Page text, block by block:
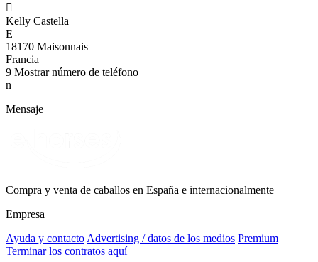

Kelly Castella
E
18170 Maisonnais
Francia
9 Mostrar número de teléfono
n
Mensaje
Compra y venta de caballos en España e internacionalmente
Empresa
Ayuda y contacto Advertising / datos de los medios Premium
Terminar los contratos aquí